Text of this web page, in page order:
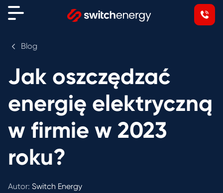
Blog
Jak oszczędzać
energię elektryczną
w firmie w 2023
roku?
Autor: Switch Energy